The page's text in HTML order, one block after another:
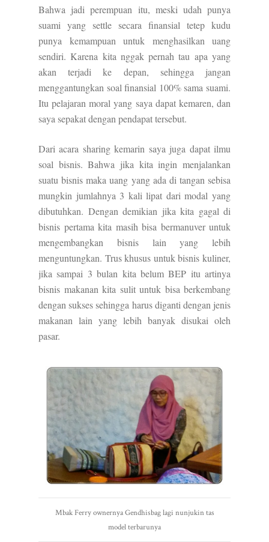
Bahwa jadi perempuan itu, meski udah punya
suami yang settle secara finansial tetep kudu
punya kemampuan untuk menghasilkan uang
sendiri. Karena kita nggak pernah tau apa yang
akan terjadi ke depan, sehingga jangan
menggantungkan soal finansial 100% sama suami.
Itu pelajaran moral yang saya dapat kemaren, dan
saya sepakat dengan pendapat tersebut.
Dari acara sharing kemarin saya juga dapat ilmu
soal bisnis. Bahwa jika kita ingin menjalankan
suatu bisnis maka uang yang ada di tangan sebisa
mungkin jumlahnya 3 kali lipat dari modal yang
dibutuhkan. Dengan demikian jika kita gagal di
bisnis pertama kita masih bisa bermanuver untuk
mengembangkan bisnis lain yang lebih
menguntungkan. Trus khusus untuk bisnis kuliner,
jika sampai 3 bulan kita belum BEP itu artinya
bisnis makanan kita sulit untuk bisa berkembang
dengan sukses sehingga harus diganti dengan jenis
makanan lain yang lebih banyak disukai oleh
pasar.
Mbak Ferry ownernya Gendhisbag lagi nunjukin tas
model terbarunya